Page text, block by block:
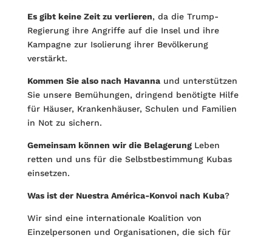
Es gibt keine Zeit zu verlieren, da die Trump-
Regierung ihre Angriffe auf die Insel und ihre
Kampagne zur Isolierung ihrer Bevölkerung
verstärkt.
Kommen Sie also nach Havannaund unterstützen
Sie unsere Bemühungen, dringend benötigte Hilfe
für Häuser, Krankenhäuser, Schulen und Familien
in Not zu sichern.
Gemeinsam können wir die Belagerung Leben
retten und uns für die Selbstbestimmung Kubas
einsetzen.
Was ist der Nuestra América-Konvoi nach Kuba?
Wir sind eine internationale Koalition von
Einzelpersonen und Organisationen, die sich für